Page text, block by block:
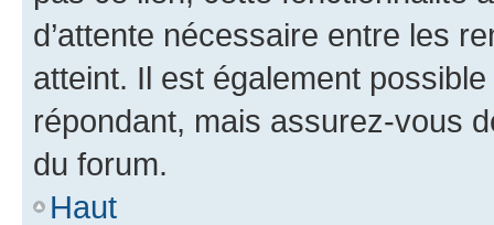
d’attente nécessaire entre les
atteint. Il est également
répondant, mais assurez-vous
du forum.
Haut